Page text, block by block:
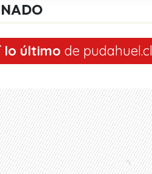
lo último de pudahuel.cl